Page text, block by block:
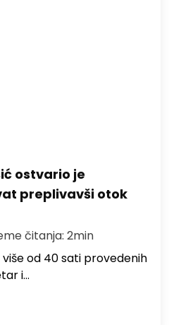
ostvario je
preplivavši otok
čitanja: 2min
od 40 sati provedenih
i…